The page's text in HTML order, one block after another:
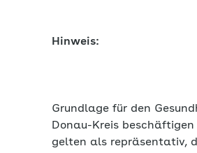
Hinweis:
Grundlage für den
Donau-Kreis
gelten als repräsentativ,